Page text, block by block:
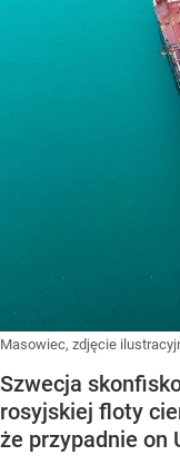
Masowiec, zdjęcie
Szwecja
rosyjskiej floty
że przypadnie on